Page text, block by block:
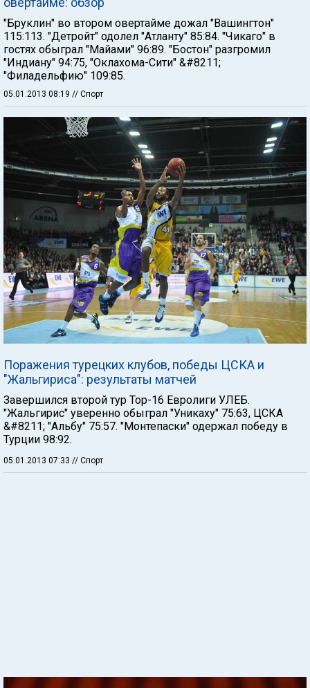
"Бруклин" во втором овертайме дожал "Вашингтон"
115:113. "Детройт" одолел "Атланту" 85:84. "Чикаго" в
гостях обыграл "Майами" 96:89. "Бостон" разгромил
"Индиану" 94:75, "Оклахома-Сити" &#8211;
"Филадельфию" 109:85.
05.01.2013 08:19 // Спорт
Поражения турецких клубов, победы ЦСКА и
"Жальгириса": результаты матчей
Завершился второй тур Тор-16 Евролиги УЛЕБ.
"Жальгирис" уверенно обыграл "Уникаху" 75:63, ЦСКА
&#8211; "Альбу" 75:57. "Монтепаски" одержал победу в
Турции 98:92.
05.01.2013 07:33 // Спорт